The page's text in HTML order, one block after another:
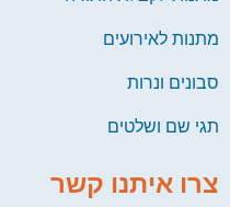
מתנות לאירועים
סבונים ונרות
תגי שם ושלטים
צרו איתנו קשר